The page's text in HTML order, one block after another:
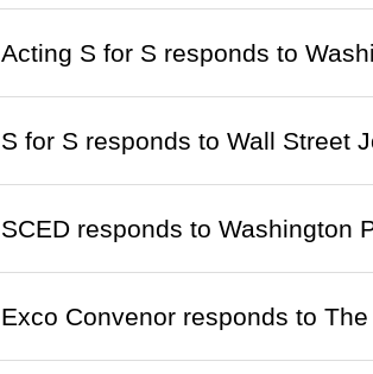
Acting S for S responds to
S for S responds to Wall Street
SCED responds to Washington
Exco Convenor responds to